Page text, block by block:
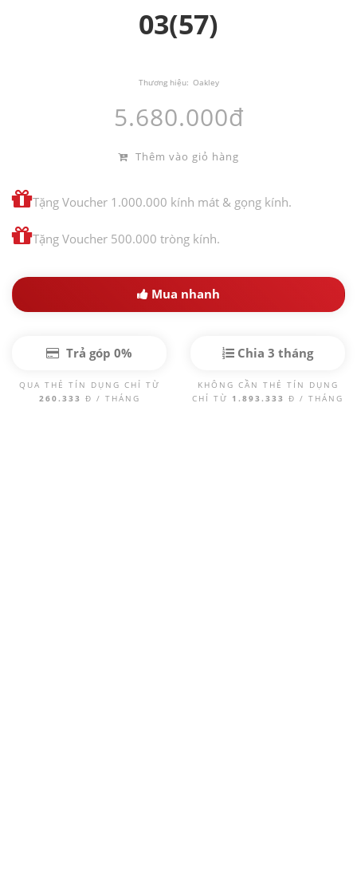
03(57)
Thương hiệu: Oakley
5.680.000đ
Thêm vào giỏ hàng
Tặng Voucher 1.000.000 kính mát & gọng kính.
Tặng Voucher 500.000 tròng kính.
Mua nhanh
Trả góp 0%
QUA THẺ TÍN DỤNG CHỈ TỪ
260.333 Đ / THÁNG
Chia 3 tháng
KHÔNG CẦN THẺ TÍN DỤNG
CHỈ TỪ 1.893.333 Đ / THÁNG